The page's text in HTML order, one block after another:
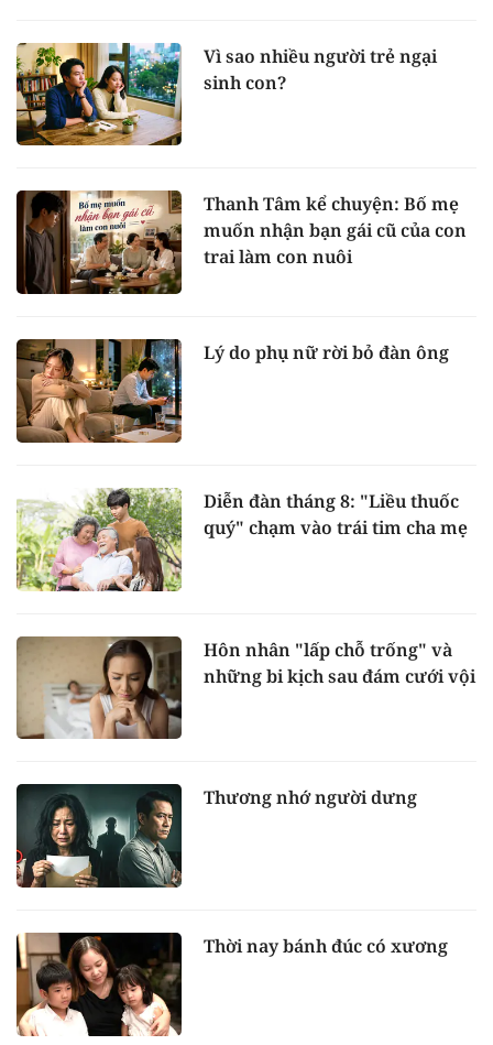
Vì sao nhiều người trẻ ngại
sinh con?
Thanh Tâm kể chuyện: Bố mẹ
muốn nhận bạn gái cũ của con
trai làm con nuôi
Lý do phụ nữ rời bỏ đàn ông
Diễn đàn tháng 8: "Liều thuốc
quý" chạm vào trái tim cha mẹ
Hôn nhân "lấp chỗ trống" và
những bi kịch sau đám cưới vội
Thương nhớ người dưng
Thời nay bánh đúc có xương